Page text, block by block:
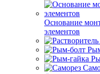
Основание
элементов